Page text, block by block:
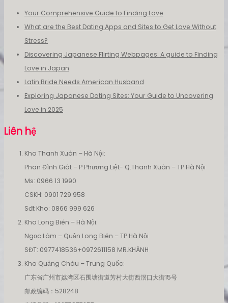
Your Comprehensive Guide to Finding Love
What are the Best Dating Apps and Sites to Get Love Without
Stress?
Discovering Japanese Flirting Webpages: A guide to Finding
Love in Japan
Latin Bride Needs American Husband
Exploring Japanese Dating Sites: Your Guide to Uncovering
Love in 2025
Liên hệ
Kho Thanh Xuân – Hà Nội:
Phan Đình Giót – P.Phương Liệt- Q.Thanh Xuân – TP.Hà Nội
Ms: 0966 13 1990
CSKH: 0901 729 958
Sđt Kho: 0866 999 626
Kho Long Biên – Hà Nội:
Ngọc Lâm – Quận Long Biên – TP.Hà Nội
SĐT: 0977418536+0972611158 MR.KHÁNH
Kho Quảng Châu – Trung Quốc:
广东省广州市荔湾区石围塘街道芳村大街西滘口大街15号
邮政编码：528248